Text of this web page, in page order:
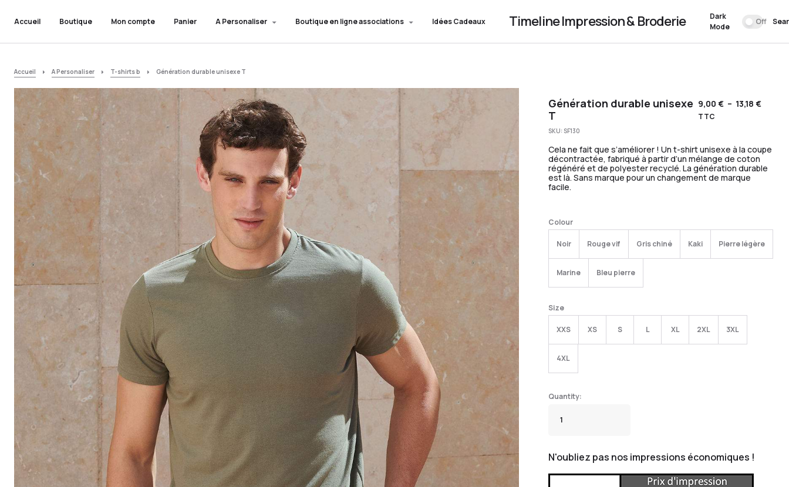
Accueil Boutique Mon compte Panier A Personaliser Boutique en ligne associations Idées Cadeaux Timeline Impression & Broderie
Dark
Mode
Off
Accueil A Personaliser T-shirts b Génération durable unisexe T
Génération durable unisexe
T
9,00€ – 13,18€
TTC
SKU: SF130
Cela ne fait que s’améliorer ! Un t-shirt unisexe à la coupe
décontractée, fabriqué à partir d’un mélange de coton
régénéré et de polyester recyclé. La génération durable
est là. Sans marque pour un changement de marque
facile.
Colour
Noir Rouge vif Gris chiné Kaki Pierre légère
Marine Bleu pierre
Size
XXS XS S L XL 2XL 3XL
4XL
N'oubliez pas nos impressions économiques !